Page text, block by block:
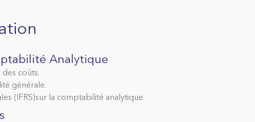
Analytique
des coûts.
générale.
(IFRS)sur la comptabilité analytique.